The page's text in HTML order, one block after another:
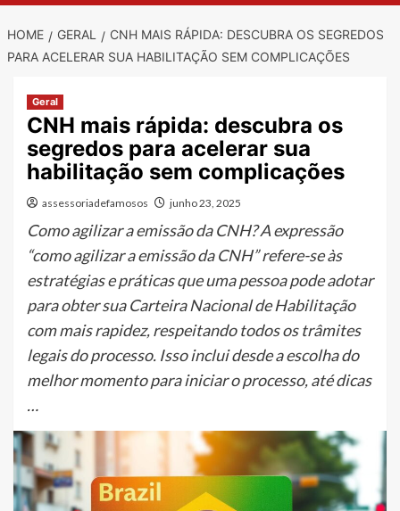
HOME GERAL
CNH MAIS RÁPIDA: DESCUBRA OS SEGREDOS
PARA ACELERAR SUA HABILITAÇÃO SEM COMPLICAÇÕES
Geral
CNH mais rápida: descubra os
segredos para acelerar sua
habilitação sem complicações
assessoriadefamosos junho 23, 2025
Como agilizar a emissão da CNH? A expressão
“como agilizar a emissão da CNH” refere-se às
estratégias e práticas que uma pessoa pode adotar
para obter sua Carteira Nacional de Habilitação
com mais rapidez, respeitando todos os trâmites
legais do processo. Isso inclui desde a escolha do
melhor momento para iniciar o processo, até dicas
…